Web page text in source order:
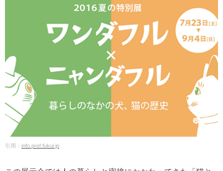
引用： info.pref.fukui.jp